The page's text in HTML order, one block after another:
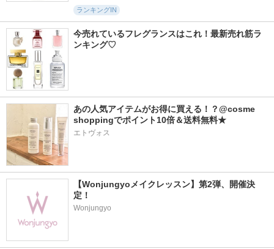
ランキングIN
今売れているフレグランスはこれ！最新売れ筋ラ
ンキング♡
あの人気アイテムがお得に買える！？@cosme
shoppingでポイント10倍＆送料無料★
エトヴォス
【Wonjungyoメイクレッスン】第2弾、開催決
定！
Wonjungyo